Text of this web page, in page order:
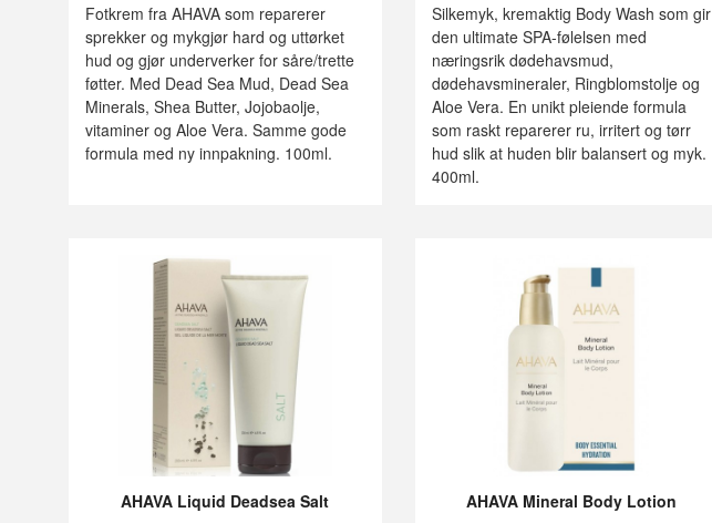
Fotkrem fra AHAVA som reparerer
sprekker og mykgjør hard og uttørket
hud og gjør underverker for såre/trette
føtter. Med Dead Sea Mud, Dead Sea
Minerals, Shea Butter, Jojobaolje,
vitaminer og Aloe Vera. Samme gode
formula med ny innpakning. 100ml.
Silkemyk, kremaktig Body Wash som gir
den ultimate SPA-følelsen med
næringsrik dødehavsmud,
dødehavsmineraler, Ringblomstolje og
Aloe Vera. En unikt pleiende formula
som raskt reparerer ru, irritert og tørr
hud slik at huden blir balansert og myk.
400ml.
AHAVA Liquid Deadsea Salt AHAVA Mineral Body Lotion